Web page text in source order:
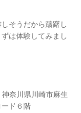
そうだから躊躇し
は体験してみまし
奈川県川崎市麻生
ド６階